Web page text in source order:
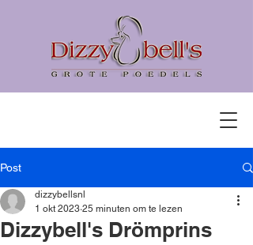
Post
Dizzybell's Drömprins
dizzybellsnl
1 okt 2023 25 minuten om te lezen